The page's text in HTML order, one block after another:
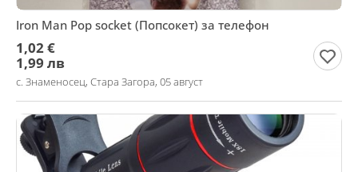
Iron Man Pop socket (Попсокет) за телефон
1,02 €
1,99 лв
с. Знаменосец, Стара Загора, 05 август